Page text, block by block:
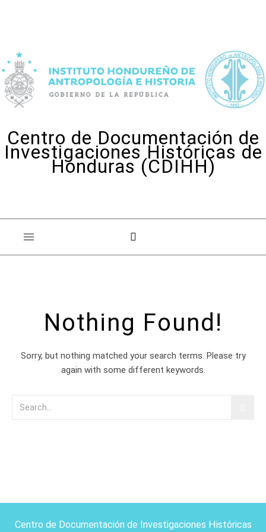
Centro de Documentación de
Investigaciones Históricas de
Honduras (CDIHH)
Nothing Found!
Sorry, but nothing matched your search terms. Please try
again with some different keywords.
Centro de Documentación de Investigaciones Históricas